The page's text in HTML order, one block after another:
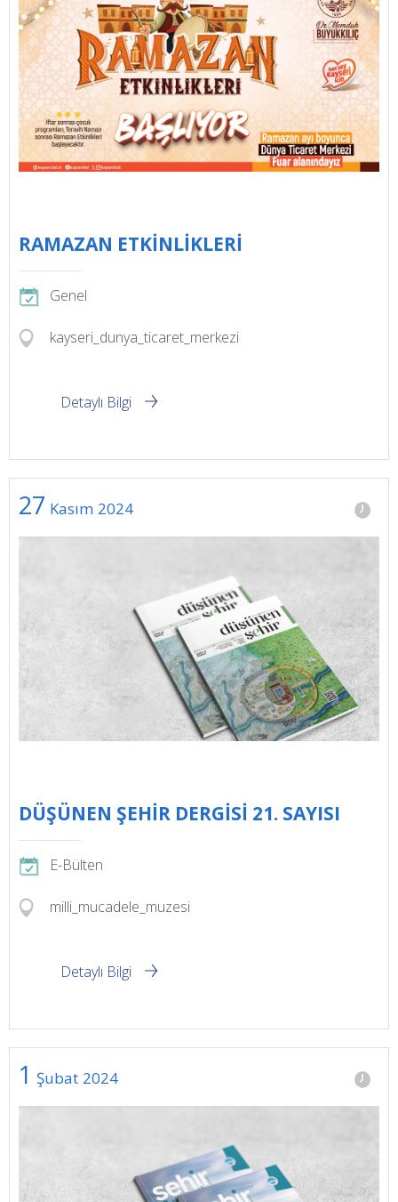
RAMAZAN ETKİNLİKLERİ
Genel
kayseri_dunya_ticaret_merkezi
Detaylı Bilgi
27 Kasım 2024
DÜŞÜNEN ŞEHİR DERGİSİ 21. SAYISI
E-Bülten
milli_mucadele_muzesi
Detaylı Bilgi
1 Şubat 2024